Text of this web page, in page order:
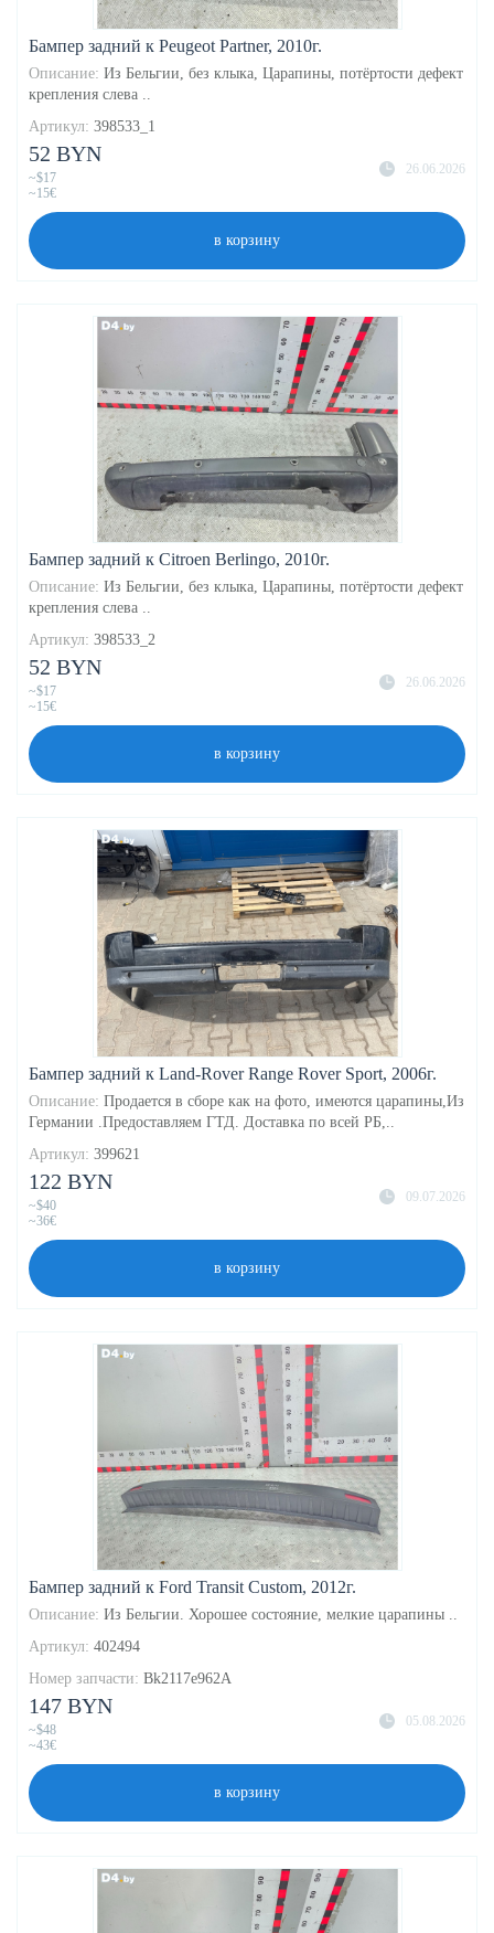
Бампер задний к Peugeot Partner, 2010г.
Описание: Из Бельгии, без клыка, Царапины, потёртости дефект
крепления слева ..
Артикул: 398533_1
26.06.2026
52 BYN
~$17
~15€
в корзину
Бампер задний к Citroen Berlingo, 2010г.
Описание: Из Бельгии, без клыка, Царапины, потёртости дефект
крепления слева ..
Артикул: 398533_2
26.06.2026
52 BYN
~$17
~15€
в корзину
Бампер задний к Land-Rover Range Rover Sport, 2006г.
Описание: Продается в сборе как на фото, имеются царапины,Из
Германии .Предоставляем ГТД. Доставка по всей РБ,..
Артикул: 399621
09.07.2026
122 BYN
~$40
~36€
в корзину
Бампер задний к Ford Transit Custom, 2012г.
Описание: Из Бельгии. Хорошее состояние, мелкие царапины ..
Артикул: 402494
Номер запчасти: Bk2117e962A
05.08.2026
147 BYN
~$48
~43€
в корзину